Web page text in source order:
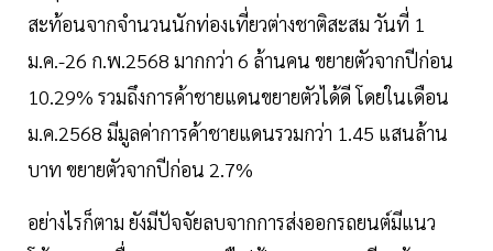
สะท้อนจากจำนวนนักท่องเที่ยวต่างชาติสะสม วันที่ 1
ม.ค.-26 ก.พ.2568 มากกว่า 6 ล้านคน ขยายตัวจากปีก่อน
10.29% รวมถึงการค้าชายแดนขยายตัวได้ดี โดยในเดือน
ม.ค.2568 มีมูลค่าการค้าชายแดนรวมกว่า 1.45 แสนล้าน
บาท ขยายตัวจากปีก่อน 2.7%
อย่างไรก็ตาม ยังมีปัจจัยลบจากการส่งออกรถยนต์มีแนว